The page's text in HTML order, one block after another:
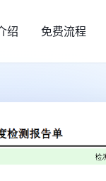
绍 免费流程